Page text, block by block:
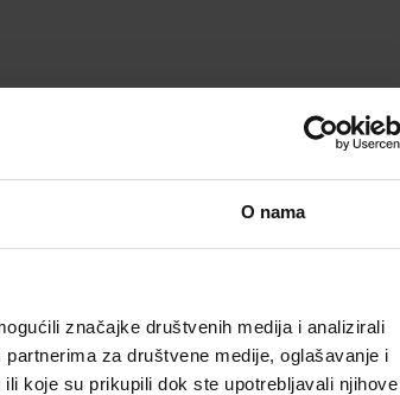
O nama
značajke društvenih medija i analizirali
za društvene medije, oglašavanje i
koje su prikupili dok ste upotrebljavali njihove